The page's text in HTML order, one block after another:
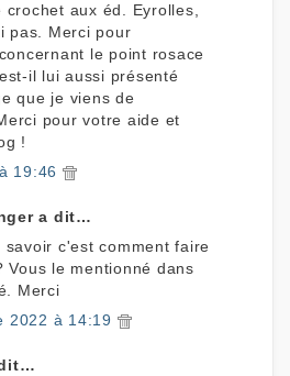
aux éd. Eyrolles,
pas. Merci pour
le point rosace
il lui aussi présenté
que je viens de
pour votre aide et
!
19:46
a dit…
savoir c'est comment faire
Vous le mentionné dans
Merci
2022 à 14:19